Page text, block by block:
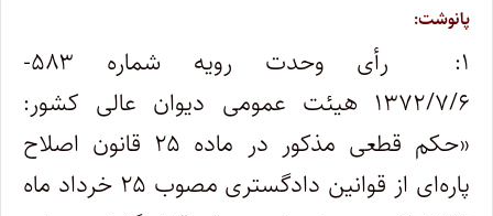
پانوشت:
۱: رأی وحدت رویه شماره ۵۸۳-
۱۳۷۲/۷/۶ هیئت عمومی دیوان عالی کشور:
«حکم قطعی مذکور در ماده ۲۵ قانون اصلاح
پاره‌ای از قوانین دادگستری مصوب ۲۵ خرداد ماه